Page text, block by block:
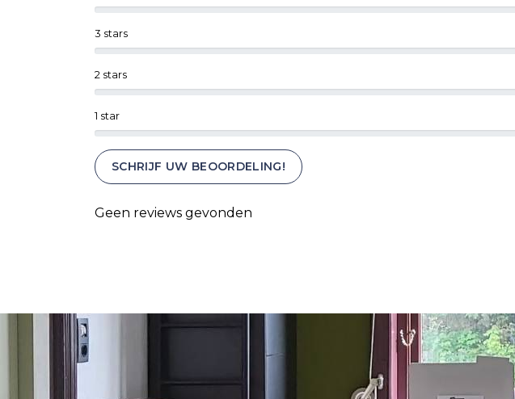
1 star
2 stars
3 stars
SCHRIJF UW BEOORDELING!
Geen reviews gevonden